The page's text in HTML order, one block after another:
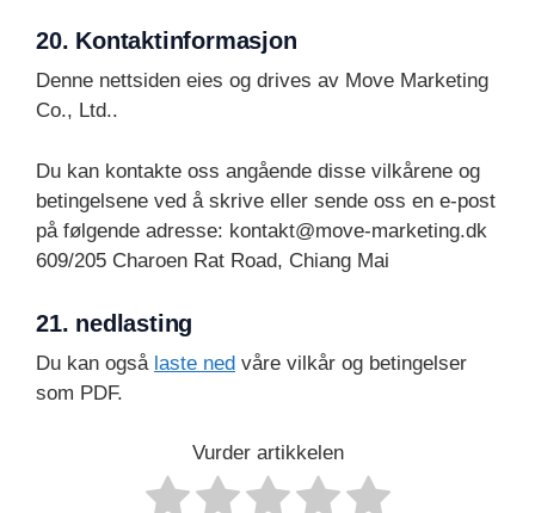
20. Kontaktinformasjon
Denne nettsiden eies og drives av Move Marketing
Co., Ltd..
Du kan kontakte oss angående disse vilkårene og
betingelsene ved å skrive eller sende oss en e-post
på følgende adresse: kontakt@move-marketing.dk
609/205 Charoen Rat Road, Chiang Mai
21. nedlasting
Du kan også laste ned våre vilkår og betingelser
som PDF.
Vurder artikkelen